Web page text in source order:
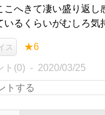
こへきて凄い盛り返し
いるくらいがむしろ気
ス ★6
ト(0) 2020/03/25